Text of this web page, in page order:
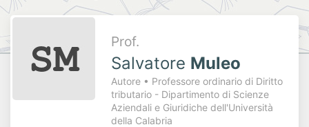
Prof.
Salvatore Muleo
Autore • Professore ordinario di Diritto
tributario - Dipartimento di Scienze
Aziendali e Giuridiche dell'Università
della Calabria